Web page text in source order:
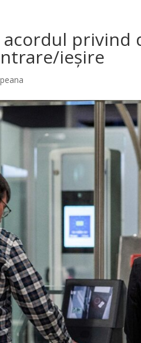
acordul privind
ieșire